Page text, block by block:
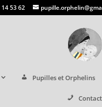
14 53 62
Pupilles et Orphelins
Contact